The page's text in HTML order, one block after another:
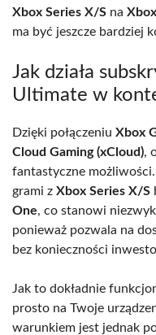
Xbox Series X/S na
ma być jeszcze bardziej
Jak działa
Ultimate w
Dzięki połączeniu Xbox
Cloud Gaming (xCloud),
fantastyczne
grami z Xbox Series X/S
One, co stanowi
ponieważ pozwala na
bez konieczności
Jak to dokładnie
prosto na Twoje
warunkiem jest jednak